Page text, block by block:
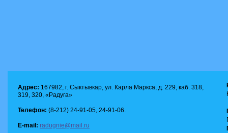
Адрес: 167982, г. Сыктывкар, ул. Карла Маркса, д. 229, каб. 318,
319, 320, «Радуга»
Телефон: (8-212) 24-91-05, 24-91-06.
E-mail: radugnie@mail.ru